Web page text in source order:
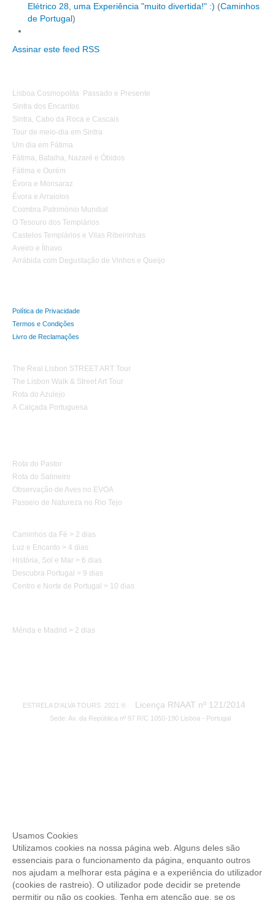
Elétrico 28, uma Experiência "muito divertida!" :) (Caminhos
de Portugal)
Assinar este feed RSS
Lisboa Cosmopolita Passado e Presente
Sintra dos Encantos
Sintra, Cabo da Roca e Cascais
Tour de meio-dia em Sintra
Um dia em Fátima
Fátima, Batalha, Nazaré e Óbidos
Fátima e Ourém
Évora e Monsaraz
Évora e Arraiolos
Coimbra Património Mundial
O Tesouro dos Templários
Castelos Templários e Vilas Ribeirinhas
Aveiro e Ílhavo
Arrábida com Degustação de Vinhos e Queijo
Política de Privacidade
Termos e Condições
Livro de Reclamações
The Real Lisbon STREET ART Tour
The Lisbon Walk & Street Art Tour
Rota do Azulejo
A Calçada Portuguesa
Rota do Pastor
Rota do Salineiro
Observação de Aves no EVOA
Passeio de Natureza no Rio Tejo
Caminhos da Fé > 2 dias
Luz e Encanto > 4 dias
História, Sol e Mar > 6 dias
Descubra Portugal > 9 dias
Centro e Norte de Portugal > 10 dias
Mérida e Madrid > 2 dias
ESTRELA D'ALVA TOURS 2021 ® Licença RNAAT nº 121/2014
Sede: Av. da República nº 97 R/C 1050-190 Lisboa - Portugal
Usamos Cookies
Utilizamos cookies na nossa página web. Alguns deles são
essenciais para o funcionamento da página, enquanto outros
nos ajudam a melhorar esta página e a experiência do utilizador
(cookies de rastreio). O utilizador pode decidir se pretende
permitir ou não os cookies. Tenha em atenção que, se os